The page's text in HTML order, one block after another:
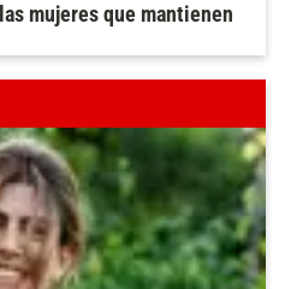
mujeres que mantienen